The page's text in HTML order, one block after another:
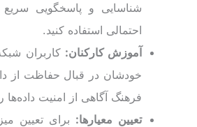
شناسایی و پاسخگویی
احتمالی استفاده کنید.
آموزش کارکنان: کاربران
خودشان در قبال حفاظت از
فرهنگ آگاهی از امنیت داده‌ها
تعیین معیارها: برای تعیین